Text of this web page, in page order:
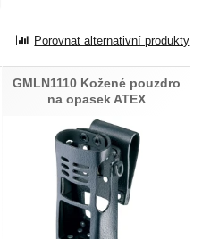
Porovnat alternativní produkty
GMLN1110 Kožené pouzdro
na opasek ATEX